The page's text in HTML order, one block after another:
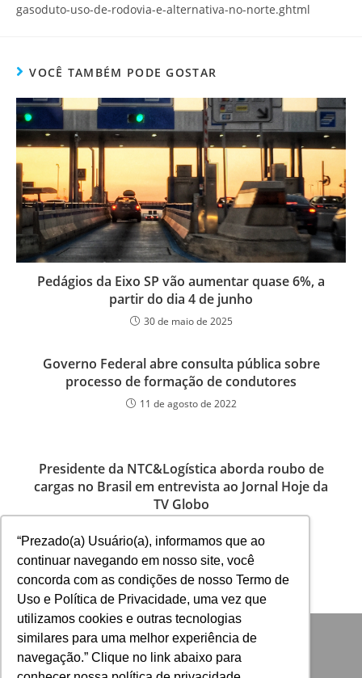
“Prezado(a) Usuário(a), informamos que ao
continuar navegando em nosso site, você
concorda com as condições de nosso Termo de
Uso e Política de Privacidade, uma vez que
utilizamos cookies e outras tecnologias
similares para uma melhor experiência de
navegação.” Clique no link abaixo para
gasoduto-uso-de-rodovia-e-alternativa-no-norte.ghtml
VOCÊ TAMBÉM PODE GOSTAR
Pedágios da Eixo SP vão aumentar quase 6%, a
partir do dia 4 de junho
30 de maio de 2025
Governo Federal abre consulta pública sobre
processo de formação de condutores
11 de agosto de 2022
Presidente da NTC&Logística aborda roubo de
cargas no Brasil em entrevista ao Jornal Hoje da
TV Globo